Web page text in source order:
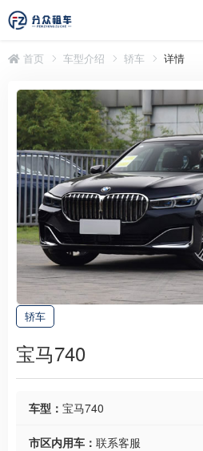
首页 车型介绍 轿车 详情
轿车
宝马740
车型： 宝马740
市区内用车： 联系客服